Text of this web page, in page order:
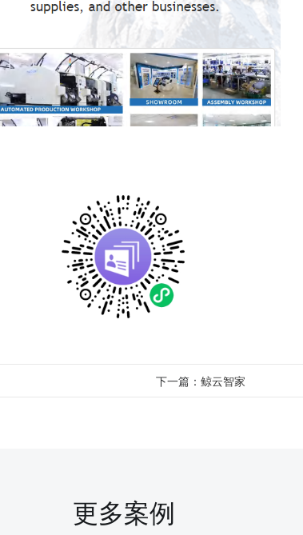
下一篇： 鲸云智家
更多案例